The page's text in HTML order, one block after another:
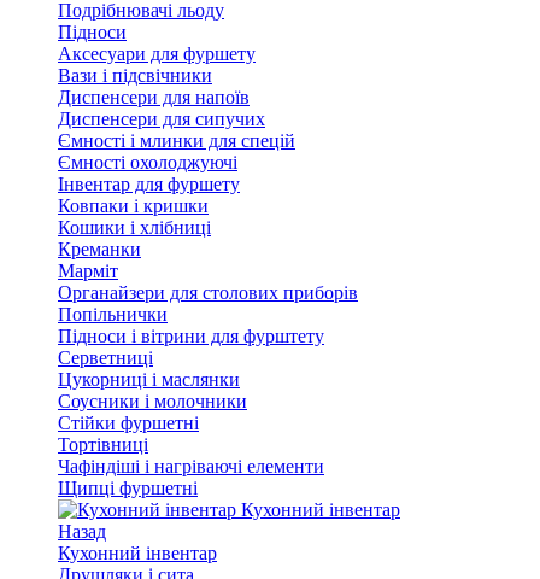
Подрібнювачі льоду
Підноси
Аксесуари для фуршету
Вази і підсвічники
Диспенсери для напоїв
Диспенсери для сипучих
Ємності і млинки для спецій
Ємності охолоджуючі
Інвентар для фуршету
Ковпаки і кришки
Кошики і хлібниці
Креманки
Марміт
Органайзери для столових приборів
Попільнички
Підноси і вітрини для фурштету
Серветниці
Цукорниці і маслянки
Соусники і молочники
Стійки фуршетні
Тортівниці
Чафіндіші і нагріваючі елементи
Щипці фуршетні
Кухонний інвентар
Назад
Кухонний інвентар
Друшляки і сита